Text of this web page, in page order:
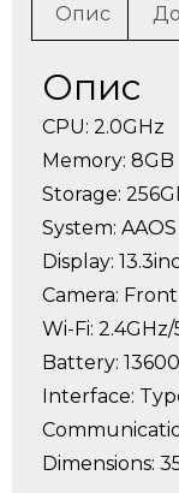
Опис
Опис
CPU: 2.0GHz
Memory: 8GB
Storage:
System: AAOS
Display:
Camera:
Wi-Fi:
Battery:
Interface:
Dimensions: